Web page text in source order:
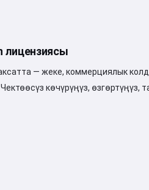
лицензиясы
— жеке, коммерциялык
көчүрүңүз, өзгөртүңүз,